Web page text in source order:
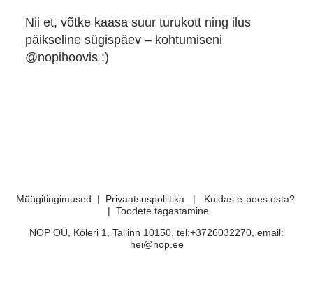
Nii et, võtke kaasa suur turukott ning ilus
päikseline sügispäev – kohtumiseni
@nopihoovis :)
Müügitingimused | Privaatsuspoliitika | Kuidas e-poes osta?
| Toodete tagastamine
NOP OÜ, Köleri 1, Tallinn 10150, tel:+3726032270, email:
hei@nop.ee